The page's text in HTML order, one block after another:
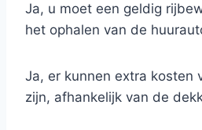
Ja, u moet een geldig
het ophalen van de
Ja, er kunnen extra kosten
zijn, afhankelijk van de